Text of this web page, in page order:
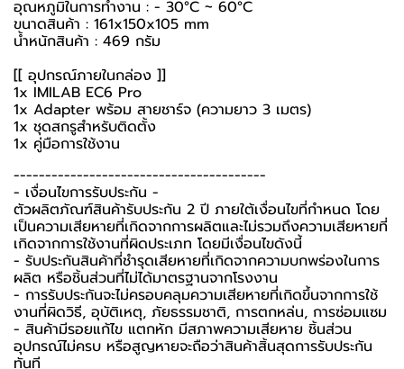
อุณหภูมิในการทำงาน : - 30°C ~ 60°C
ขนาดสินค้า : 161x150x105 mm
น้ำหนักสินค้า : 469 กรัม
[[ อุปกรณ์ภายในกล่อง ]]
1x IMILAB EC6 Pro
1x Adapter พร้อม สายชาร์จ (ความยาว 3 เมตร)
1x ชุดสกรูสำหรับติดตั้ง
1x คู่มือการใช้งาน
----------------------------------------
-️ เงื่อนไขการรับประกัน -️
ตัวผลิตภัณฑ์สินค้ารับประกัน 2 ปี ภายใต้เงื่อนไขที่กำหนด โดย
เป็นความเสียหายที่เกิดจากการผลิตและไม่รวมถึงความเสียหายที่
เกิดจากการใช้งานที่ผิดประเภท โดยมีเงื่อนไขดังนี้
- รับประกันสินค้าที่ชำรุดเสียหายที่เกิดจากความบกพร่องในการ
ผลิต หรือชิ้นส่วนที่ไม่ได้มาตรฐานจากโรงงาน
- การรับประกันจะไม่ครอบคลุมความเสียหายที่เกิดขึ้นจากการใช้
งานที่ผิดวิธี, อุบัติเหตุ, ภัยธรรมชาติ, การตกหล่น, การซ่อมแซม
- สินค้ามีรอยแก้ไข แตกหัก มีสภาพความเสียหาย ชิ้นส่วน
อุปกรณ์ไม่ครบ หรือสูญหายจะถือว่าสินค้าสิ้นสุดการรับประกัน
ทันที